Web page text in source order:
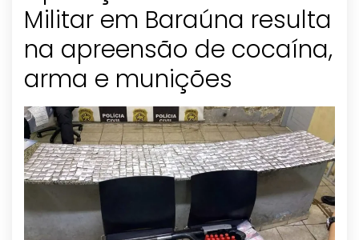
Militar em Baraúna resulta
na apreensão de cocaína,
arma e munições